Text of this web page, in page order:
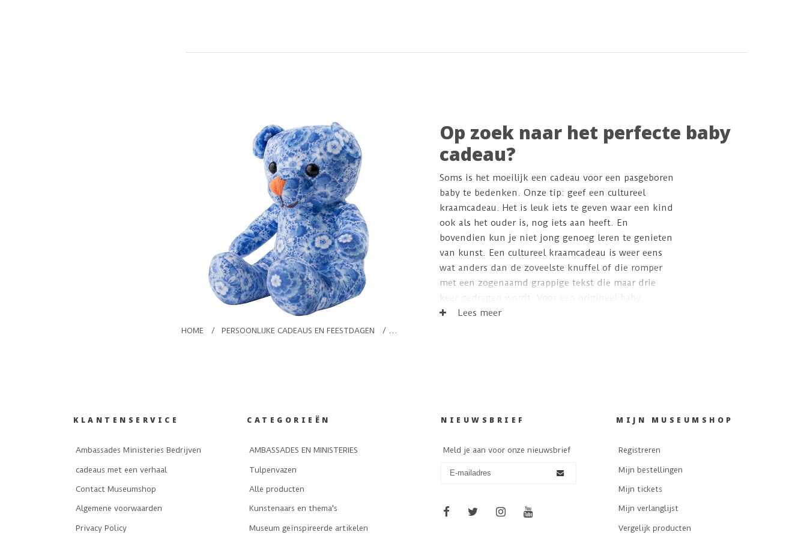
HOME / PERSOONLIJKE CADEAUS EN FEESTDAGEN / CADEAU BABY
Op zoek naar het perfecte baby
cadeau?
Soms is het moeilijk een cadeau voor een pasgeboren
baby te bedenken. Onze tip: geef een cultureel
kraamcadeau. Het is leuk iets te geven waar een kind
ook als het ouder is, nog iets aan heeft. En
bovendien kun je niet jong genoeg leren te genieten
van kunst. Een cultureel kraamcadeau is weer eens
wat anders dan de zoveelste knuffel of die romper
met een zogenaamd grappige tekst die maar drie
keer gedragen wordt. Voor een origineel baby
cadeau, moet je bij de Museumshop zijn.
Lees meer
KLANTENSERVICE
Ambassades Ministeries Bedrijven
cadeaus met een verhaal
Contact Museumshop
Algemene voorwaarden
Privacy Policy
CATEGORIEËN
AMBASSADES EN MINISTERIES
Tulpenvazen
Alle producten
Kunstenaars en thema's
Museum geïnspireerde artikelen
NIEUWSBRIEF
Meld je aan voor onze nieuwsbrief
MIJN MUSEUMSHOP
Registreren
Mijn bestellingen
Mijn tickets
Mijn verlanglijst
Vergelijk producten